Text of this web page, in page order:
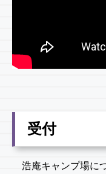
受付
浩庵キャンプ場に